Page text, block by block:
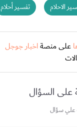
الاحلام تفسير أحلام
على منصةاخبار جوجل
على السؤال
علي سؤال